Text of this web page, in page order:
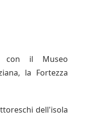
con il Museo
la Fortezza
dell'isola